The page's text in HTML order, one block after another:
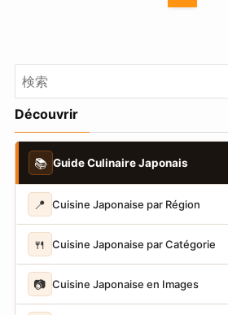
Découvrir
📚 Guide Culinaire Japonais
📍 Cuisine Japonaise par Région
🍴 Cuisine Japonaise par Catégorie
📷 Cuisine Japonaise en Images